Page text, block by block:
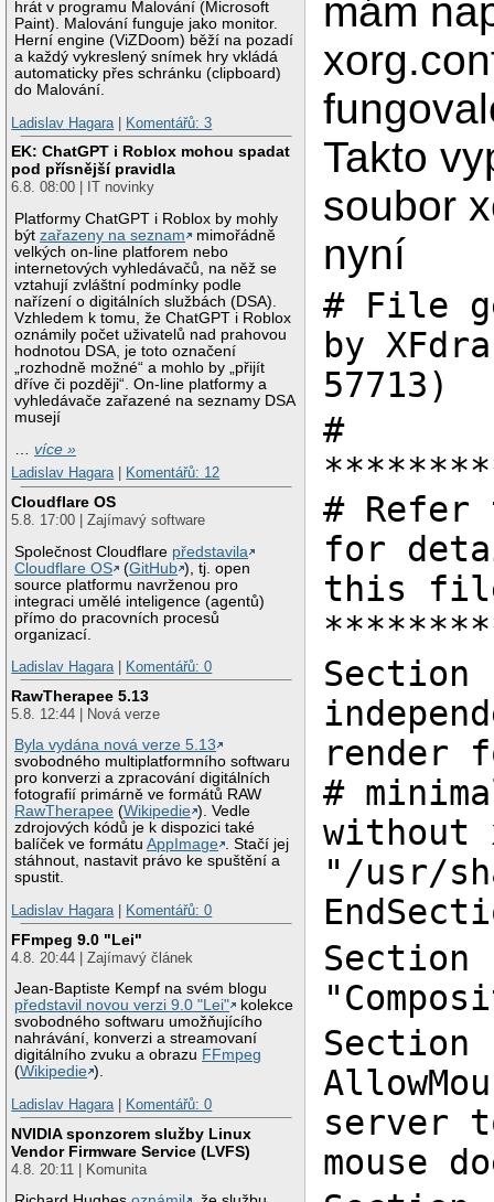
hrát v programu Malování (Microsoft
Paint). Malování funguje jako monitor.
Herní engine (ViZDoom) běží na pozadí
a každý vykreslený snímek hry vkládá
automaticky přes schránku (clipboard)
do Malování.
Ladislav Hagara
Komentářů: 3
EK: ChatGPT i Roblox mohou spadat
pod přísnější pravidla
6.8. 08:00 | IT novinky
Platformy ChatGPT i Roblox by mohly
býtzařazeny na seznam
mimořádně
velkých on-line platforem nebo
internetových vyhledávačů, na něž se
vztahují zvláštní podmínky podle
nařízení o digitálních službách (DSA).
Vzhledem k tomu, že ChatGPT i Roblox
oznámily počet uživatelů nad prahovou
hodnotou DSA, je toto označení
„rozhodně možné“ a mohlo by „přijít
dříve či později“. On-line platformy a
vyhledávače zařazené na seznamy DSA
musejí
…více »
Ladislav Hagara| Komentářů: 12
Cloudflare OS
5.8. 17:00 | Zajímavý software
Společnost Cloudflare představila
Cloudflare OS
(GitHub ), tj. open
source platformu navrženou pro
integraci umělé inteligence (agentů)
přímo do pracovních procesů
organizací.
Ladislav Hagara| Komentářů: 0
RawTherapee 5.13
5.8. 12:44 | Nová verze
Byla vydána nová verze 5.13
svobodného multiplatformního softwaru
pro konverzi a zpracování digitálních
fotografií primárně ve formátů RAW
RawTherapee (Wikipedie ). Vedle
zdrojových kódů je k dispozici také
balíček ve formátuAppImage . Stačí jej
stáhnout, nastavit právo ke spuštění a
spustit.
Ladislav Hagara| Komentářů: 0
FFmpeg 9.0 "Lei"
4.8. 20:44 | Zajímavý článek
Jean-Baptiste Kempf na svém blogu
představil novou verzi 9.0 "Lei"
kolekce
svobodného softwaru umožňujícího
nahrávání, konverzi a streamovaní
digitálního zvuku a obrazu FFmpeg
(Wikipedie ).
Ladislav Hagara| Komentářů: 0
NVIDIA sponzorem služby Linux
Vendor Firmware Service (LVFS)
4.8. 20:11 | Komunita
mám
Takto
soubor
nyní
# File
by
57713)
#
# Refer
for
this
render
#
without
"/usr/
Section
Section
server
mouse